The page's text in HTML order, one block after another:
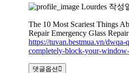
Lourdes 작성
The 10 Most Scariest Things
Repair Emergency Glass Repair
https://tuvan.bestmua.vn/dwqa-
completely-block-your-
댓글옵션